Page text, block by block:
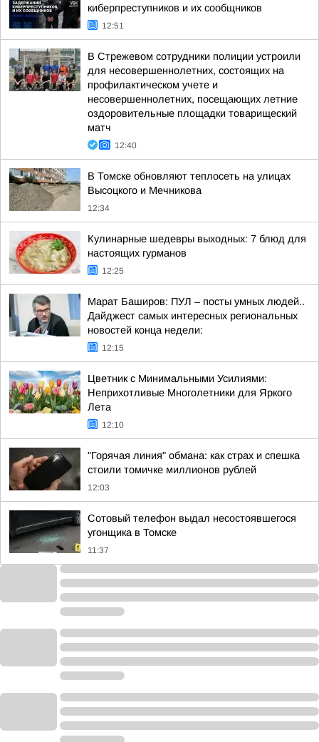
киберпреступников и их сообщников
12:51
В Стрежевом сотрудники полиции устроили
для несовершеннолетних, состоящих на
профилактическом учете и
несовершеннолетних, посещающих летние
оздоровительные площадки товарищеский
матч
12:40
В Томске обновляют теплосеть на улицах
Высоцкого и Мечникова
12:34
Кулинарные шедевры выходных: 7 блюд для
настоящих гурманов
12:25
Марат Баширов: ПУЛ – посты умных людей..
Дайджест самых интересных региональных
новостей конца недели:
12:15
Цветник с Минимальными Усилиями:
Неприхотливые Многолетники для Яркого
Лета
12:10
"Горячая линия" обмана: как страх и спешка
стоили томичке миллионов рублей
12:03
Сотовый телефон выдал несостоявшегося
угонщика в Томске
11:37